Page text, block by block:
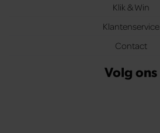
Klik & Win
Klantenservice
Contact
Volg ons